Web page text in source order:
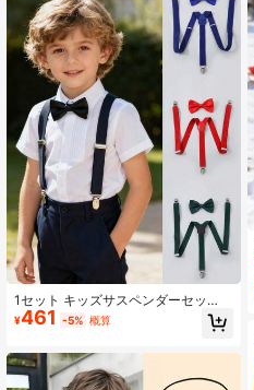
1セット キッズサスペンダーセッ
ト、無地サスペンダー + ネクタイ、
結婚式、パーティー、誕生日、クリ
の子 & 女の子の日常着に適していま
す。
¥461 -5% 概算